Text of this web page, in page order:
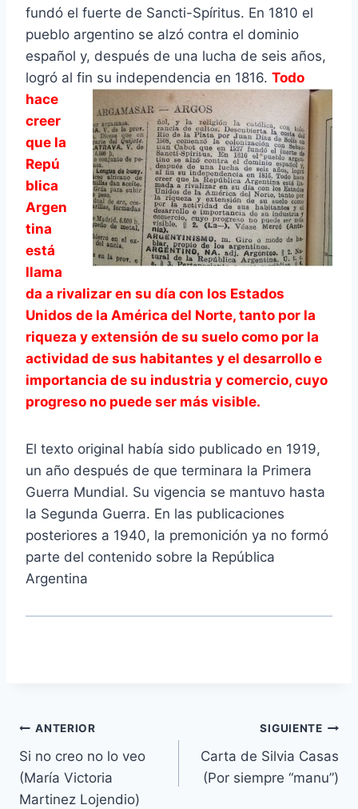
fundó el fuerte de Sancti-Spíritus. En 1810 el
pueblo argentino se alzó contra el dominio
español y, después de una lucha de seis años,
logró al fin su independencia en 1816. Todo
hace
creer
que la
Repú
blica
Argen
tina
está
llama
da a rivalizar en su día con los Estados
Unidos de la América del Norte, tanto por la
riqueza y extensión de su suelo como por la
actividad de sus habitantes y el desarrollo e
importancia de su industria y comercio, cuyo
progreso no puede ser más visible.
El texto original había sido publicado en 1919,
un año después de que terminara la Primera
Guerra Mundial. Su vigencia se mantuvo hasta
la Segunda Guerra. En las publicaciones
posteriores a 1940, la premonición ya no formó
parte del contenido sobre la República
Argentina
Navegación
de
entradas
ANTERIOR
Si no creo no lo veo
(María Victoria
Martinez Lojendio)
SIGUIENTE
Carta de Silvia Casas
(Por siempre “manu”)